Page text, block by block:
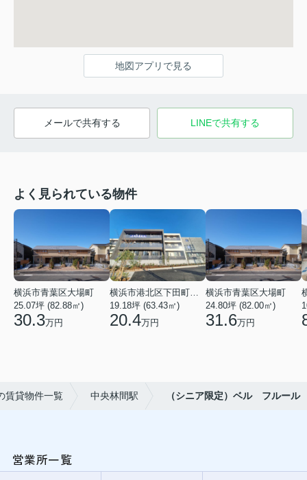
地図アプリで見る
メールで共有する LINEで共有する
よく見られている物件
横浜市青葉区大場町
25.07坪 (82.88㎡)
30.3万円
19.18坪 (63.43㎡)
20.4万円
横浜市青葉区大場町
24.80坪 (82.00㎡)
31.6万円
賃貸物件一覧 中央林間駅 （シニア限定）ベル フルール
営業所一覧